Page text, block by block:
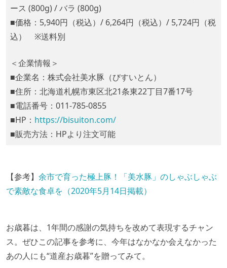
ース (800g) / バラ (800g)
■価格：5,940円（税込）/ 6,264円（税込）/ 5,724円（税
込） ※送料別
＜企業情報＞
■企業名：株式会社美水豚（びすいとん）
■住所：北海道札幌市東区北21条東22丁目7番17号
■電話番号：011-785-0855
■HP： https://bisuiton.com/
■販売方法：HPより注文可能
【参考】 余市で育った極上豚！「美水豚」のしゃぶしゃぶ
で素敵な食卓を（2020年5月14日掲載）
お歳暮は、1年間の感謝の気持ちを改めて表現するチャン
ス。ぜひこの記事を参考に、今年はなかなか会えなかった
あの人にも“道産お歳暮”を贈ってみて。